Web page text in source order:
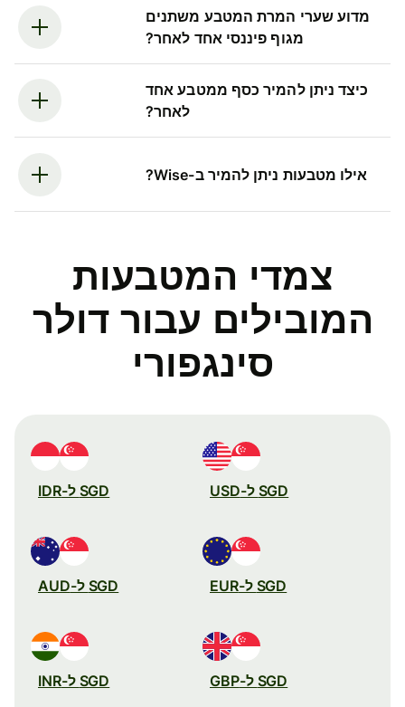
מדוע שערי המרת המטבע משתנים
מגוף פיננסי אחד לאחר?
כיצד ניתן להמיר כסף ממטבע אחד
לאחר?
אילו מטבעות ניתן להמיר ב-Wise?
צמדי המטבעות
המובילים עבור דולר
סינגפורי
SGD ל-USD SGD ל-IDR
SGD ל-EUR SGD ל-AUD
SGD ל-GBP SGD ל-INR